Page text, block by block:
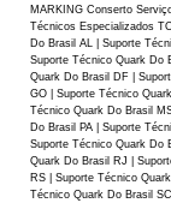
MARKING Conserto
Técnicos Especializados
Do Brasil AL | Suporte
Suporte Técnico Quark Do
Quark Do Brasil DF |
GO | Suporte Técnico
Técnico Quark Do Brasil
Do Brasil PA | Suporte
Suporte Técnico Quark Do
Quark Do Brasil RJ |
RS | Suporte Técnico
Técnico Quark Do Brasil